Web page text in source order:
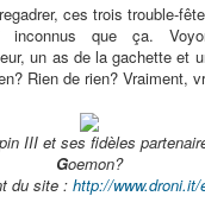
ces trois trouble-
inconnus que ça.
un as de la gachette et
Rien de rien? Vraiment,
III et ses fidèles
Goemon?
du site : http://